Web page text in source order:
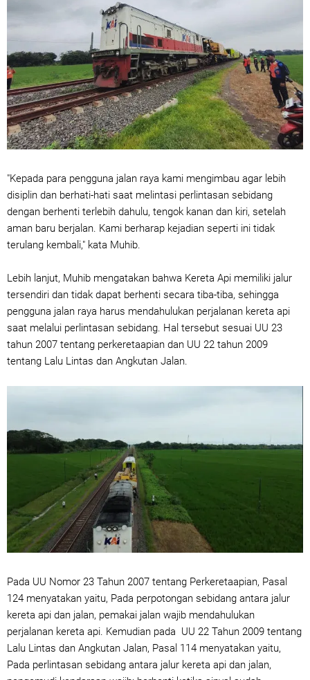
"Kepada para pengguna jalan raya kami mengimbau agar lebih
disiplin dan berhati-hati saat melintasi perlintasan sebidang
dengan berhenti terlebih dahulu, tengok kanan dan kiri, setelah
aman baru berjalan. Kami berharap kejadian seperti ini tidak
terulang kembali," kata Muhib.
Lebih lanjut, Muhib mengatakan bahwa Kereta Api memiliki jalur
tersendiri dan tidak dapat berhenti secara tiba-tiba, sehingga
pengguna jalan raya harus mendahulukan perjalanan kereta api
saat melalui perlintasan sebidang. Hal tersebut sesuai UU 23
tahun 2007 tentang perkeretaapian dan UU 22 tahun 2009
tentang Lalu Lintas dan Angkutan Jalan.
Pada UU Nomor 23 Tahun 2007 tentang Perkeretaapian, Pasal
124 menyatakan yaitu, Pada perpotongan sebidang antara jalur
kereta api dan jalan, pemakai jalan wajib mendahulukan
perjalanan kereta api. Kemudian pada UU 22 Tahun 2009 tentang
Lalu Lintas dan Angkutan Jalan, Pasal 114 menyatakan yaitu,
Pada perlintasan sebidang antara jalur kereta api dan jalan,